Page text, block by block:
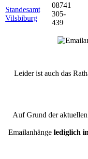
Standesamt
Vilsbiburg
08741
305-
439
Leider ist auch das
Auf Grund der
Emailanhänge lediglich